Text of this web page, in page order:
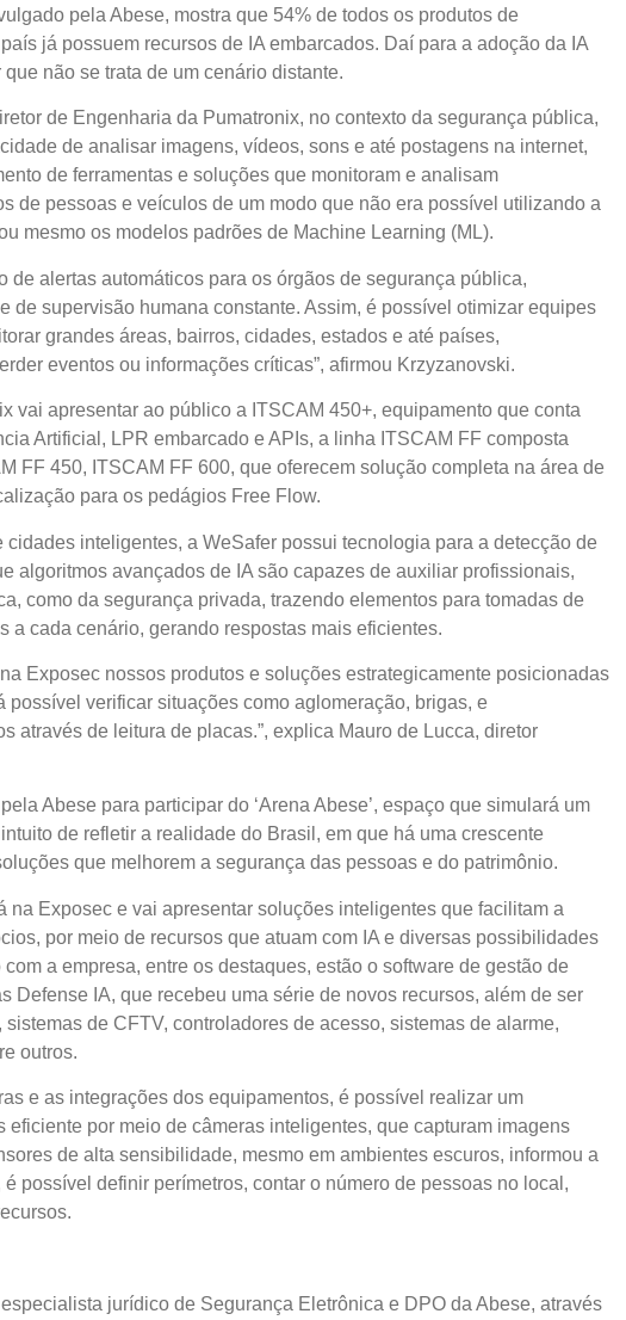
pela Abese, mostra que 54% de todos os produtos de
já possuem recursos de IA embarcados. Daí para a adoção da IA
não se trata de um cenário distante.
de Engenharia da Pumatronix, no contexto da segurança pública,
de analisar imagens, vídeos, sons e até postagens na internet,
de ferramentas e soluções que monitoram e analisam
de pessoas e veículos de um modo que não era possível utilizando a
mesmo os modelos padrões de Machine Learning (ML).
de alertas automáticos para os órgãos de segurança pública,
de supervisão humana constante. Assim, é possível otimizar equipes
grandes áreas, bairros, cidades, estados e até países,
eventos ou informações críticas”, afirmou Krzyzanovski.
vai apresentar ao público a ITSCAM 450+, equipamento que conta
Artificial, LPR embarcado e APIs, a linha ITSCAM FF composta
FF 450, ITSCAM FF 600, que oferecem solução completa na área de
para os pedágios Free Flow.
cidades inteligentes, a WeSafer possui tecnologia para a detecção de
algoritmos avançados de IA são capazes de auxiliar profissionais,
como da segurança privada, trazendo elementos para tomadas de
a cada cenário, gerando respostas mais eficientes.
Exposec nossos produtos e soluções estrategicamente posicionadas
possível verificar situações como aglomeração, brigas, e
através de leitura de placas.”, explica Mauro de Lucca, diretor
Abese para participar do ‘Arena Abese’, espaço que simulará um
de refletir a realidade do Brasil, em que há uma crescente
que melhorem a segurança das pessoas e do patrimônio.
na Exposec e vai apresentar soluções inteligentes que facilitam a
por meio de recursos que atuam com IA e diversas possibilidades
a empresa, entre os destaques, estão o software de gestão de
Defense IA, que recebeu uma série de novos recursos, além de ser
de CFTV, controladores de acesso, sistemas de alarme,
outros.
e as integrações dos equipamentos, é possível realizar um
eficiente por meio de câmeras inteligentes, que capturam imagens
de alta sensibilidade, mesmo em ambientes escuros, informou a
possível definir perímetros, contar o número de pessoas no local,
jurídico de Segurança Eletrônica e DPO da Abese, através